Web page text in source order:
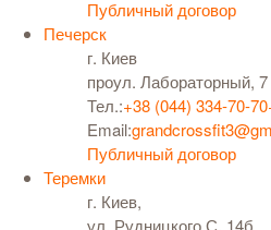
Публичный договор
Печерск
г. Киев
проул. Лабораторный, 7
Тел.:+38 (044) 334-70-70
Email:
Публичный договор
Теремки
г. Киев,
ул. Рудницкого С. 14б